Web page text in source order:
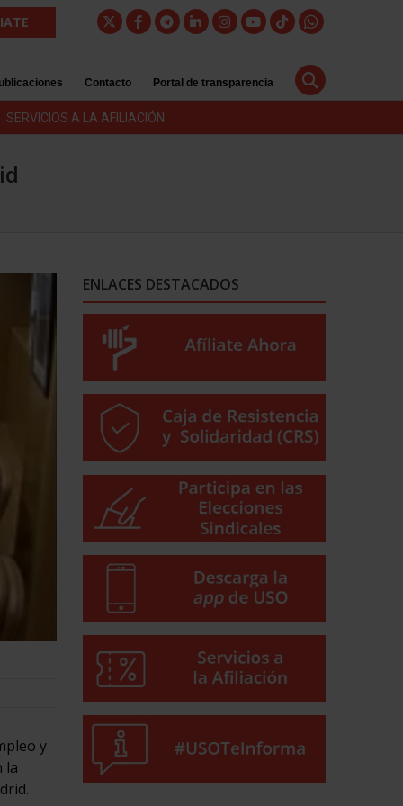
Contacto Portal de transparencia
SERVICIOS A LA AFILIACIÓN
y
la
ENLACES DESTACADOS